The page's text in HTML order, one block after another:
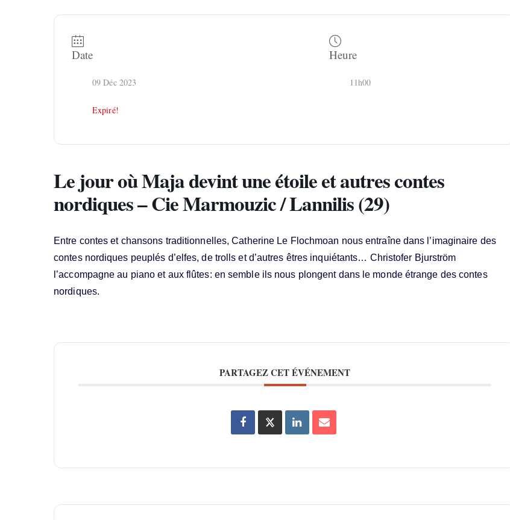
Date
09 Déc 2023
Expiré!
Heure
11h00
Le jour où Maja devint une étoile et autres contes
nordiques – Cie Marmouzic / Lannilis (29)
Entre contes et chansons traditionnelles, Catherine Le Flochmoan nous entraîne dans l’imaginaire des
contes nordiques peuplés d’elfes, de trolls et d’autres êtres inquiétants… Christofer Bjurström
l’accompagne au piano et aux flûtes: en semble ils nous plongent dans le monde étrange des contes
nordiques.
PARTAGEZ CET ÉVÉNEMENT